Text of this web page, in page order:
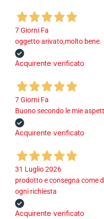
7 Giorni Fa
oggetto arivato,molto bene.
Acquirente verificato
7 Giorni Fa
Buono secondo le mie
Acquirente verificato
31 Luglio 2026
prodotto e consegna come
ogni richiesta
Acquirente verificato